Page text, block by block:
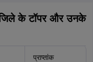
जिले के टॉपर और उनके
प्राप्तांक